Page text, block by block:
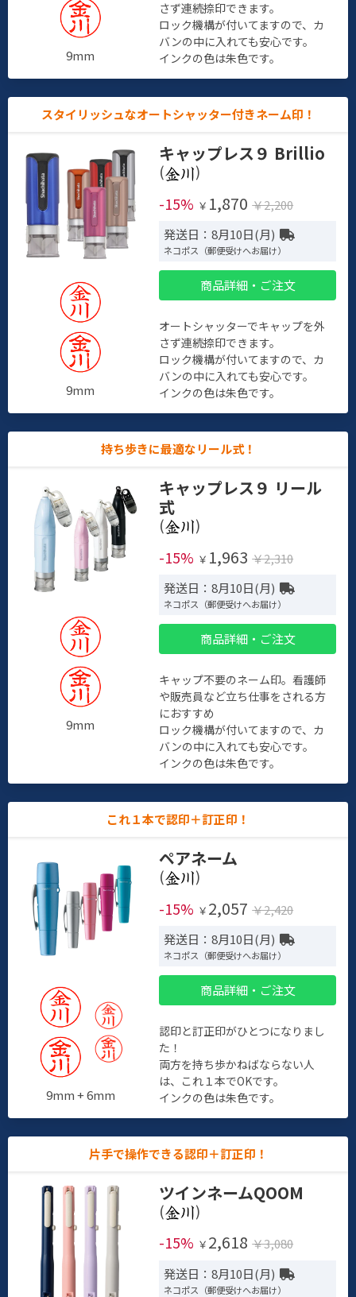
9mm
さず連続捺印できます。
ロック機構が付いてますので、カ
バンの中に入れても安心です。
インクの色は朱色です。
スタイリッシュなオートシャッター付きネーム印！
9mm
キャップレス９ Brillio
(
)
-15% ￥ 1,870 ￥2,200
発送日：8月10日(月)
ネコポス（郵便受けへお届け）
商品詳細・ご注文
オートシャッターでキャップを外
さず連続捺印できます。
ロック機構が付いてますので、カ
バンの中に入れても安心です。
インクの色は朱色です。
持ち歩きに最適なリール式！
9mm
キャップレス９ リール
式
(
)
-15% ￥ 1,963 ￥2,310
発送日：8月10日(月)
ネコポス（郵便受けへお届け）
商品詳細・ご注文
キャップ不要のネーム印。看護師
や販売員など立ち仕事をされる方
におすすめ
ロック機構が付いてますので、カ
バンの中に入れても安心です。
インクの色は朱色です。
これ１本で認印＋訂正印！
9mm + 6mm
ペアネーム
(
)
-15% ￥ 2,057 ￥2,420
発送日：8月10日(月)
ネコポス（郵便受けへお届け）
商品詳細・ご注文
認印と訂正印がひとつになりまし
た！
両方を持ち歩かねばならない人
は、これ１本でOKです。
インクの色は朱色です。
片手で操作できる認印＋訂正印！
ツインネームQOOM
(
)
-15% ￥ 2,618 ￥3,080
発送日：8月10日(月)
ネコポス（郵便受けへお届け）